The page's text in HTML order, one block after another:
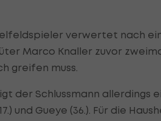
verwertet nach
Marco Knaller zuvor
greifen muss.
der Schlussmann
und Gueye (36.). Für die